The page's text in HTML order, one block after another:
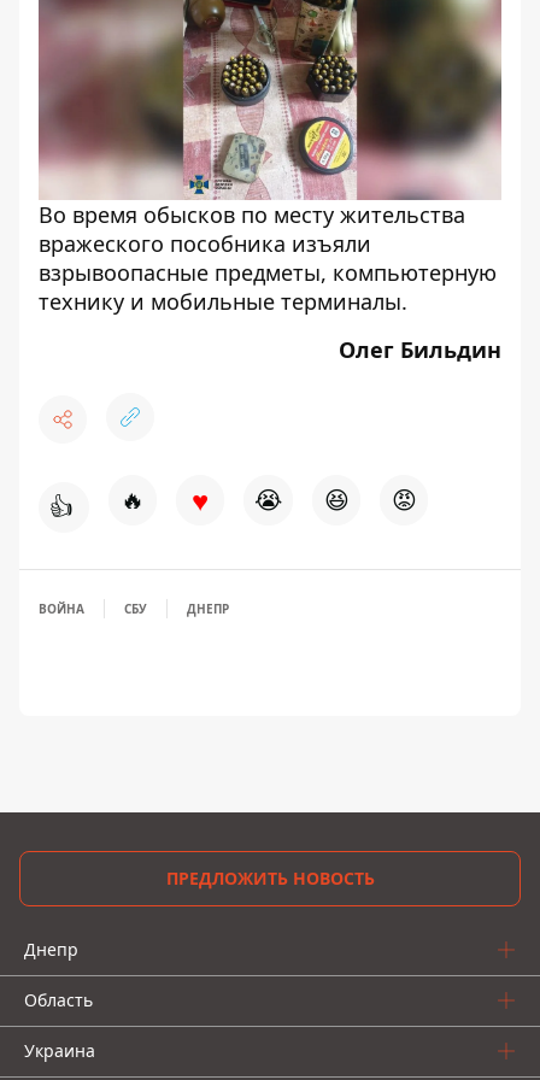
Во время обысков по месту жительства
вражеского пособника изъяли
взрывоопасные предметы, компьютерную
технику и мобильные терминалы.
Олег Бильдин
👍 🔥 ♥ 😭 😆 😡
ВОЙНА СБУ ДНЕПР
ПРЕДЛОЖИТЬ НОВОСТЬ
Днепр
Область
Украина